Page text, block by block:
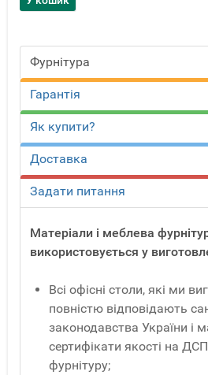
Фурнітура
Гарантія
Як купити?
Доставка
Задати питання
Матеріали і меблева
використовується у
Всі офісні столи, які ми
повністю відповідають
законодавства України і
сертифікати якості на
фурнітуру;